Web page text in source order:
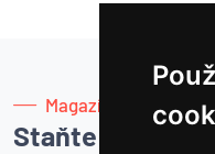
Magazín
Staňte se